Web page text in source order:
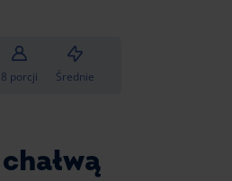
8 porcji Średnie